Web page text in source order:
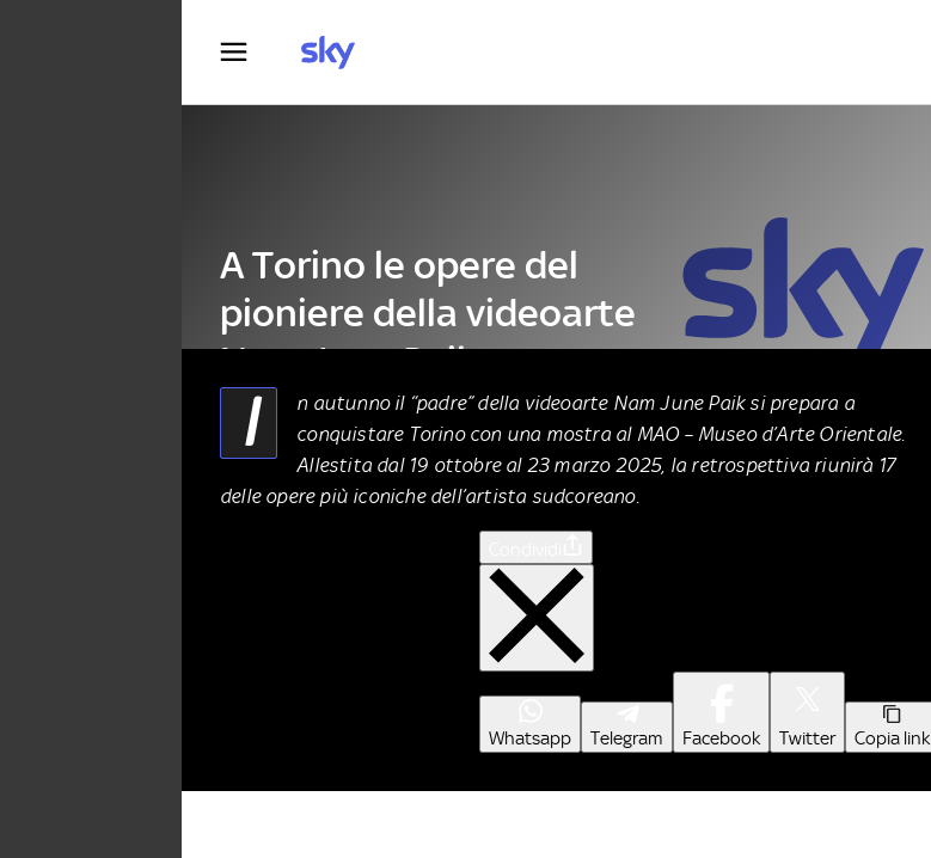
A Torino le opere del
pioniere della videoarte
Nam June Paik
ARTE 29 Luglio 2024
I
n autunno il “padre” della videoarte Nam June Paik si prepara a
conquistare Torino con una mostra al MAO – Museo d’Arte Orientale.
Allestita dal 19 ottobre al 23 marzo 2025, la retrospettiva riunirà 17
delle opere più iconiche dell’artista sudcoreano.
Whatsapp Telegram Facebook Twitter Copia link